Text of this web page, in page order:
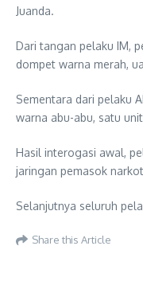
Juanda.
Dari tangan pelaku IM,
dompet warna merah,
Sementara dari pelaku
warna abu-abu, satu
Hasil interogasi awal,
jaringan pemasok
Selanjutnya seluruh
Share this Article